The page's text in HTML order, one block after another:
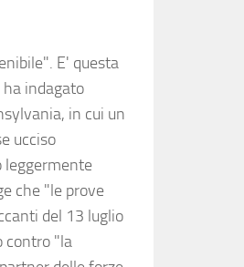
E' questa
indagato
in cui un
ucciso
leggermente
che "le prove
del 13 luglio
contro "la